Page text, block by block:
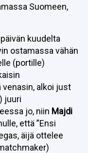
Suomeen,
kuudelta
ostamassa vähän
(portille)
venasin, alkoi just
juuri
jo, niin Majdi
että ”Ensi
äijä ottelee